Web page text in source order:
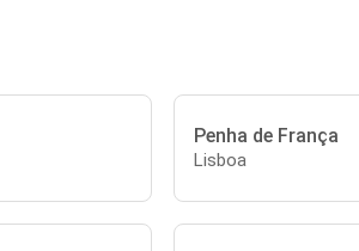
Penha de França
Lisboa